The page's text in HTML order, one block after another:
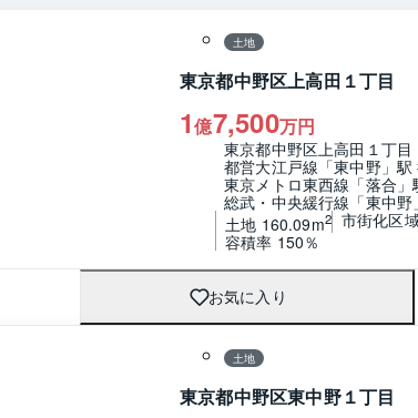
土地
東京都中野区上高田１丁目
1億7,500万円
東京都中野区上高田１丁目
都営大江戸線「東中野」駅
東京メトロ東西線「落合
総武・中央緩行線「東中
土地 160.09m2 市街化区
容積率 150％
お気に入り
土地
東京都中野区東中野１丁目